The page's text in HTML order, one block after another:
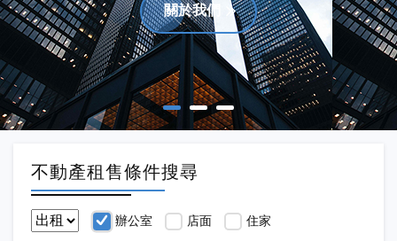
關於我們
不動產租售條件搜尋
辦公室 店面 住家